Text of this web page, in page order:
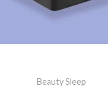
Beauty Sleep